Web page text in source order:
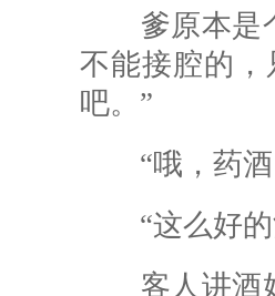
爹原本是个
不能接腔的
吧。”
“哦，药酒
“这么好的
客人讲酒好